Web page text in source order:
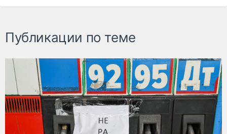
Публикации по теме